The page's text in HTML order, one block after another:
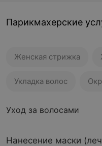
Парикмахерские
Женская стрижка
Укладка волос
Уход за волосами
Нанесение маски